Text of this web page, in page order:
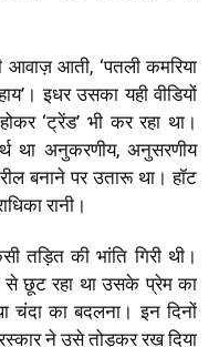
आती, ‘पतली कमरिया
इधर उसका यही वीडियों
‘ट्रेंड’ भी कर रहा था।
था अनुकरणीय, अनुसरणीय
बनाने पर उतारू था। हॉट
रानी।
की भांति गिरी थी।
से छूट रहा था उसके प्रेम का
चंदा का बदलना। इन दिनों
ने उसे तोड़कर रख दिया